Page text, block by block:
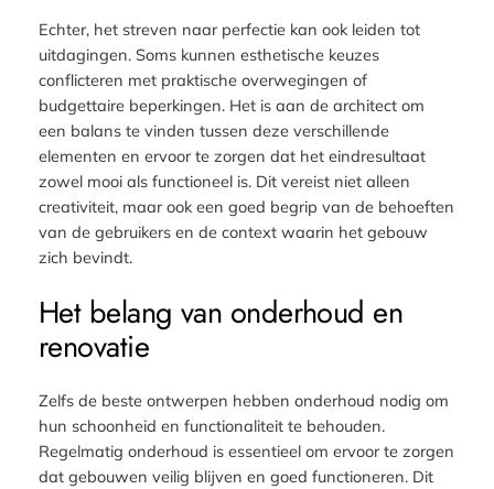
Echter, het streven naar perfectie kan ook leiden tot
uitdagingen. Soms kunnen esthetische keuzes
conflicteren met praktische overwegingen of
budgettaire beperkingen. Het is aan de architect om
een balans te vinden tussen deze verschillende
elementen en ervoor te zorgen dat het eindresultaat
zowel mooi als functioneel is. Dit vereist niet alleen
creativiteit, maar ook een goed begrip van de behoeften
van de gebruikers en de context waarin het gebouw
zich bevindt.
Het belang van onderhoud en
renovatie
Zelfs de beste ontwerpen hebben onderhoud nodig om
hun schoonheid en functionaliteit te behouden.
Regelmatig onderhoud is essentieel om ervoor te zorgen
dat gebouwen veilig blijven en goed functioneren. Dit